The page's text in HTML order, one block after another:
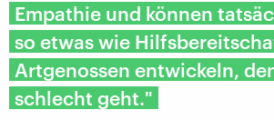
Empathie und können
so etwas wie
Artgenossen entwickeln,
schlecht geht."